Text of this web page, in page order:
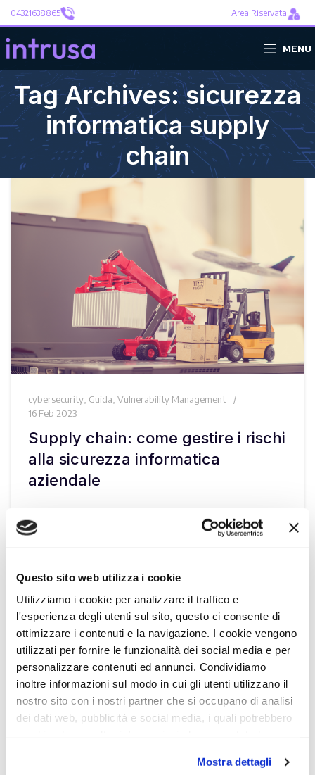
Questo sito web utilizza i cookie
Utilizziamo i cookie per analizzare il traffico e
l'esperienza degli utenti sul sito, questo ci consente di
ottimizzare i contenuti e la navigazione. I cookie vengono
utilizzati per fornire le funzionalità dei social media e per
personalizzare contenuti ed annunci. Condividiamo
inoltre informazioni sul modo in cui gli utenti utilizzano il
nostro sito con i nostri partner che si occupano di analisi
dei dati web, pubblicità e social media, i quali potrebbero
Chiudendo il banner con la X oppure cliccando su Rifiuta
Mostra dettagli
04321638865 Area Riservata
MENU
Tag Archives: sicurezza
informatica supply
chain
cybersecurity Guida Vulnerability Management
16 Feb 2023
Supply chain: come gestire i rischi
alla sicurezza informatica
aziendale
CONTINUE READING